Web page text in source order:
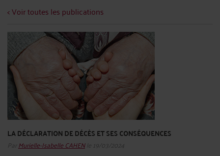
< Voir toutes les publications
LA DÉCLARATION DE DÉCÈS ET SES CONSÉQUENCES
Par Murielle-Isabelle CAHENle 19/03/2024